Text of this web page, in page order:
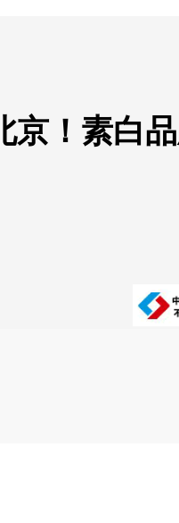
京！素白